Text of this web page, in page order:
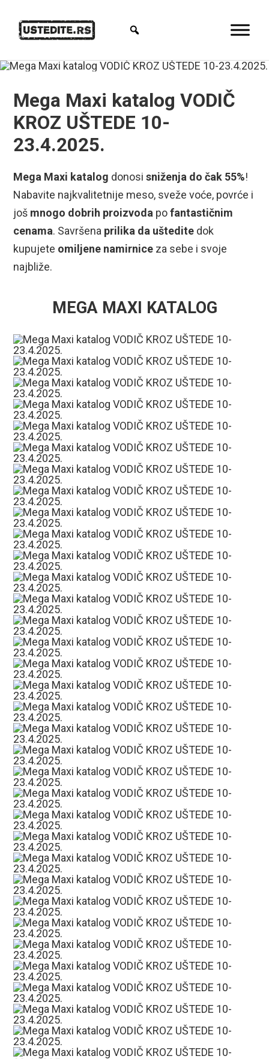
Mega Maxi katalog VODIČ
KROZ UŠTEDE 10-
23.4.2025.
Mega Maxi katalog donosi sniženja do čak 55%!
Nabavite najkvalitetnije meso, sveže voće, povrće i
još mnogo dobrih proizvoda pofantastičnim
cenama. Savršena prilika da uštedite dok
kupujete omiljene namirnice za sebe i svoje
najbliže.
MEGA MAXI KATALOG